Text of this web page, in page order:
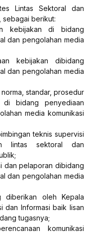
Lintas Sektoral dan
sebagai berikut:
kebijakan di bidang
dan pengolahan media
kebijakan dibidang
dan pengolahan media
standar, prosedur
di bidang penyediaan
media komunikasi
teknis supervisi
lintas sektoral dan
dan pelaporan dibidang
dan pengolahan media
diberikan oleh Kepala
dan Informasi baik lisan
tugasnya;
komunikasi